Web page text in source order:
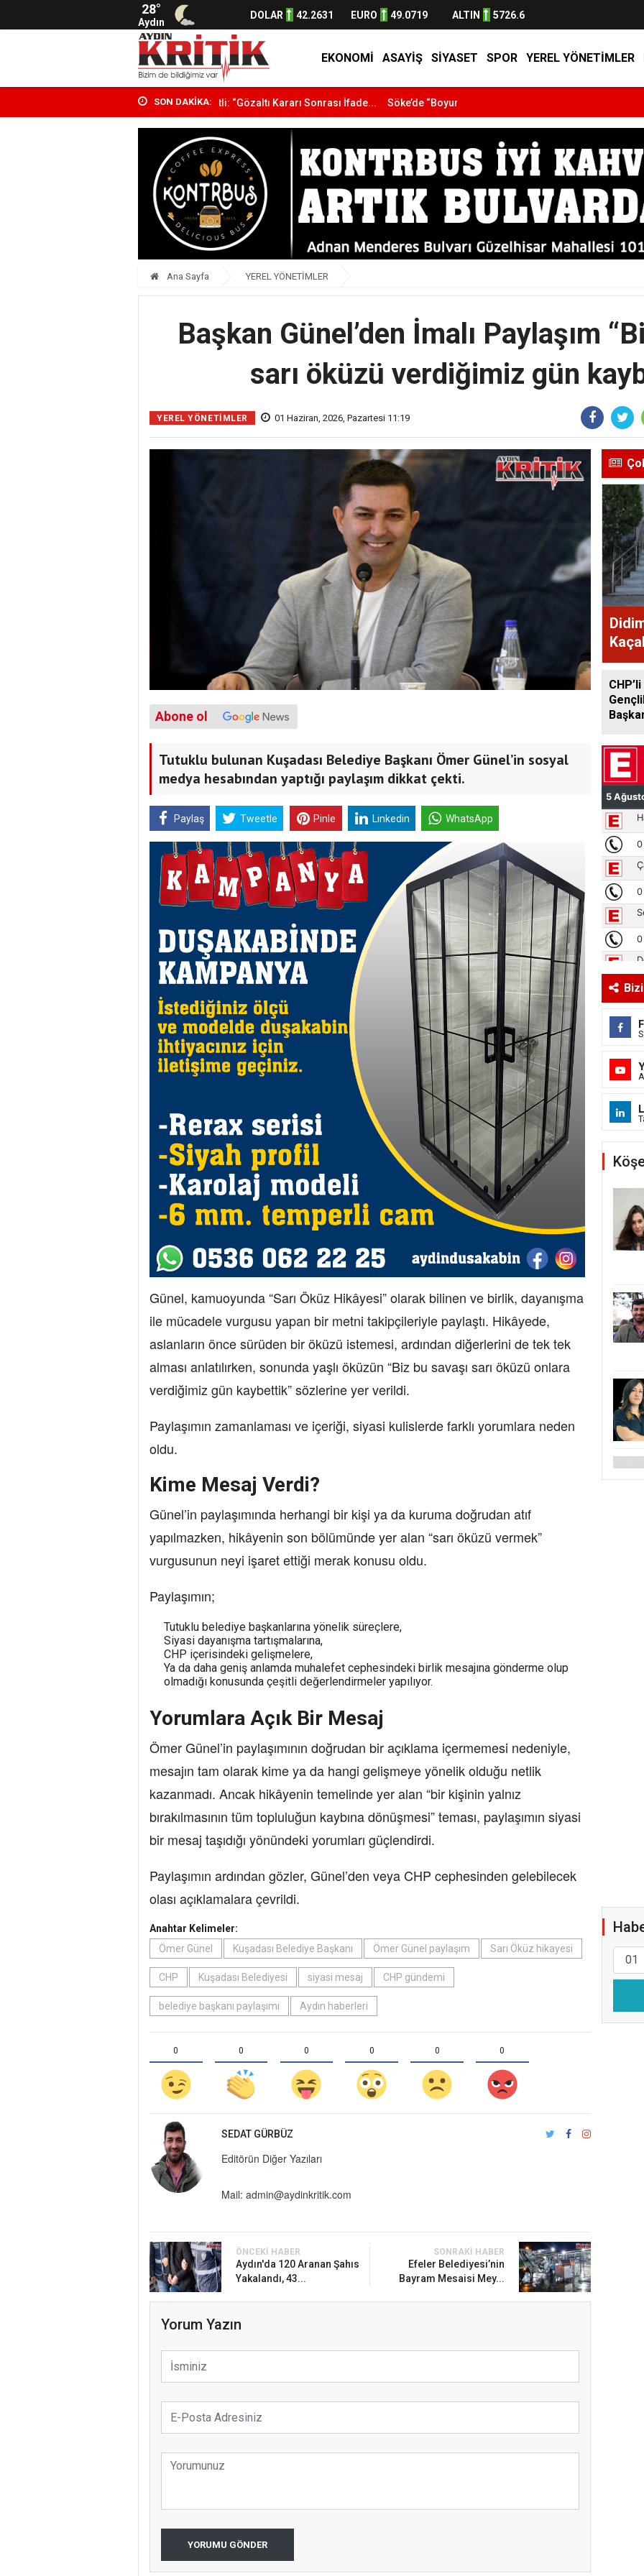
28°
Aydın
DOLAR 42.2631 EURO 49.0719 ALTIN 5726.6
EKONOMI ASAYİŞ SİYASET SPOR YEREL YÖNETİMLER
SON DAKİKA:
Fatih Akkentli: “Gözaltı Kararı Sonrası İfade... Söke’de “Boyun Eğme” Pankartı Tartışması: Fat... Efeler
Ana Sayfa YEREL YÖNETİMLER
Başkan Günel’den İmalı Paylaşım
sarı öküzü verdiğimiz gün
YEREL YÖNETİMLER 01 Haziran, 2026, Pazartesi 11:19
Abone ol
Tutuklu bulunan Kuşadası Belediye Başkanı Ömer Günel’in sosyal
medya hesabından yaptığı paylaşım dikkat çekti.
Paylaş Tweetle Pinle Linkedin WhatsApp
Günel, kamuoyunda “Sarı Öküz Hikâyesi” olarak bilinen ve birlik, dayanışma
ile mücadele vurgusu yapan bir metni takipçileriyle paylaştı. Hikâyede,
aslanların önce sürüden bir öküzü istemesi, ardından diğerlerini de tek tek
alması anlatılırken, sonunda yaşlı öküzün “Biz bu savaşı sarı öküzü onlara
verdiğimiz gün kaybettik” sözlerine yer verildi.
Paylaşımın zamanlaması ve içeriği, siyasi kulislerde farklı yorumlara neden
oldu.
Kime Mesaj Verdi?
Günel’in paylaşımında herhangi bir kişi ya da kuruma doğrudan atıf
yapılmazken, hikâyenin son bölümünde yer alan “sarı öküzü vermek”
vurgusunun neyi işaret ettiği merak konusu oldu.
Paylaşımın;
Tutuklu belediye başkanlarına yönelik süreçlere,
Siyasi dayanışma tartışmalarına,
CHP içerisindeki gelişmelere,
Ya da daha geniş anlamda muhalefet cephesindeki birlik mesajına gönderme olup
olmadığı konusunda çeşitli değerlendirmeler yapılıyor.
Yorumlara Açık Bir Mesaj
Ömer Günel’in paylaşımının doğrudan bir açıklama içermemesi nedeniyle,
mesajın tam olarak kime ya da hangi gelişmeye yönelik olduğu netlik
kazanmadı. Ancak hikâyenin temelinde yer alan “bir kişinin yalnız
bırakılmasının tüm topluluğun kaybına dönüşmesi” teması, paylaşımın siyasi
bir mesaj taşıdığı yönündeki yorumları güçlendirdi.
Paylaşımın ardından gözler, Günel’den veya CHP cephesinden gelebilecek
olası açıklamalara çevrildi.
Anahtar Kelimeler:
Ömer Günel
Kuşadası Belediye Başkanı Ömer Günel paylaşım Sarı Öküz hikayesi
CHP Kuşadası Belediyesi siyasi mesaj CHP gündemi
belediye başkanı paylaşımı Aydın haberleri
0 0 0 0 0 0
SEDAT GÜRBÜZ
Editörün Diğer Yazıları
Mail: admin@aydinkritik.com
ÖNCEKI HABER
Aydın'da 120 Aranan Şahıs
Yakalandı, 43...
SONRAKI HABER
Efeler Belediyesi’nin
Bayram Mesaisi Mey...
Yorum Yazın
YORUMU GÖNDER